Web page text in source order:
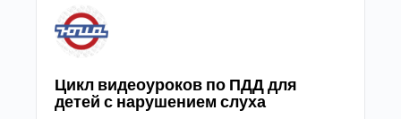
Цикл видеоуроков по ПДД для
детей с нарушением слуха